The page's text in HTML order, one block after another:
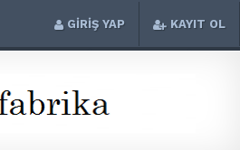
GİRİŞ YAP KAYIT OL